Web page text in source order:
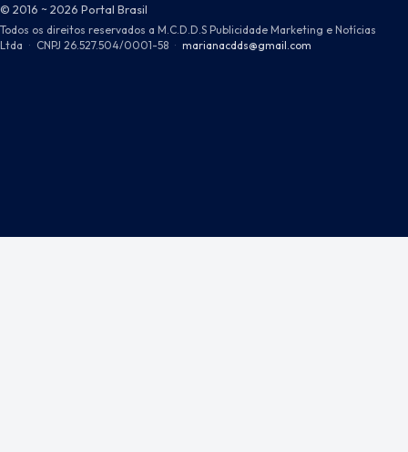
© 2016 ~ 2026 Portal Brasil
Todos os direitos reservados a M.C.D.D.S Publicidade Marketing e Notícias
Ltda · CNPJ 26.527.504/0001-58 · marianacdds@gmail.com